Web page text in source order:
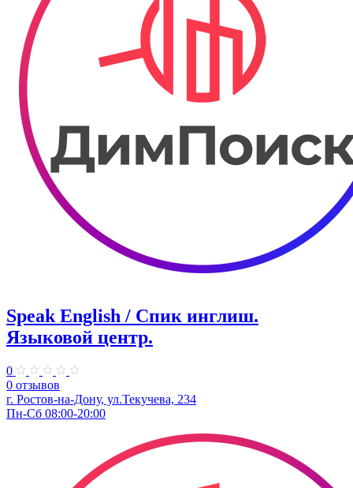
Speak English / Спик инглиш.
Языковой центр.
0
0 отзывов
г. Ростов-на-Дону, ул.Текучева, 234
Пн-Сб 08:00-20:00